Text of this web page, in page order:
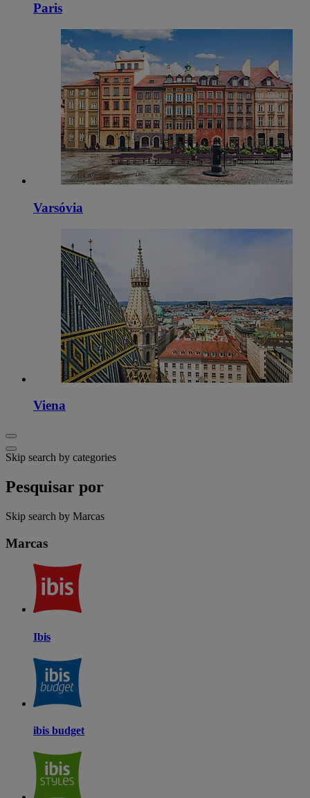
Paris
Varsóvia
Viena
Skip search by categories
Pesquisar por
Skip search by Marcas
Marcas
Ibis
ibis budget